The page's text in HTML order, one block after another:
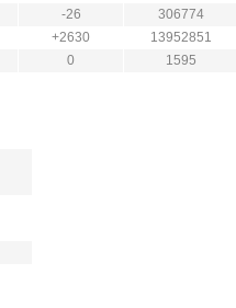
-26
306774
+2630
13952851
0 1595